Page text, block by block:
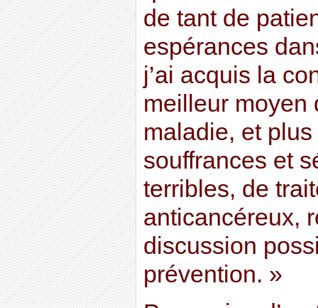
de tant de
espérances
j’ai acquis la
meilleur moyen
maladie, et
souffrances et
terribles, de
anticancéreux,
discussion
prévention. »